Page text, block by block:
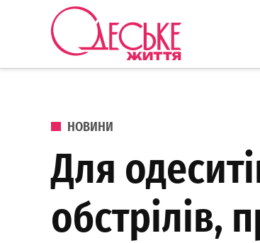
Перейти до вмісту
ОПУБЛІКОВАНО В
НОВИНИ
Для
обстрілів,